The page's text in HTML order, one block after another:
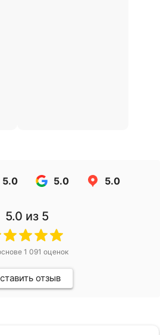
5.0 5.0 5.0
5.0 из 5
1 091 оценок
отзыв